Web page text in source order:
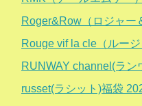
Roger&Row（ロジャー
Rouge vif la cle（ルー
RUNWAY channel(ラン
russet(ラシット)福袋